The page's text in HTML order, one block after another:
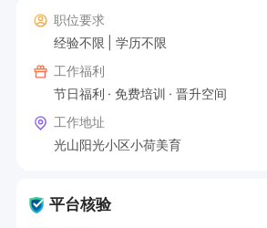
职位要求
经验不限
学历不限
工作福利
节日福利
免费培训
晋升空间
工作地址
光山阳光小区小荷美育
平台核验